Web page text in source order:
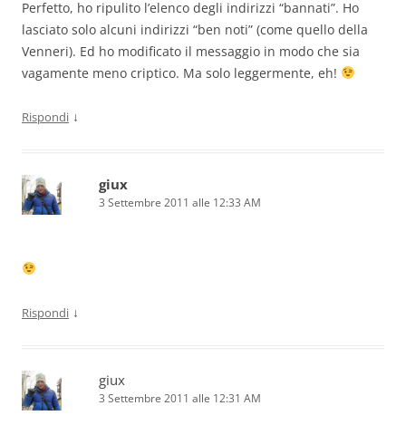
Perfetto, ho ripulito l’elenco degli indirizzi “bannati”. Ho
lasciato solo alcuni indirizzi “ben noti” (come quello della
Venneri). Ed ho modificato il messaggio in modo che sia
vagamente meno criptico. Ma solo leggermente, eh!
Rispondi ↓
giux
3 Settembre 2011 alle 12:33 AM
Rispondi ↓
giux
3 Settembre 2011 alle 12:31 AM